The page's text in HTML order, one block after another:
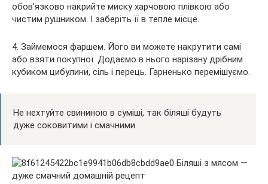
обов’язково накрийте миску харчовою плівкою або
чистим рушником. І заберіть її в тепле місце.
4. Займемося фаршем. Його ви можете накрутити самі
або взяти покупної. Додаємо в нього нарізану дрібним
кубиком цибулини, сіль і перець. Гарненько перемішуємо.
Не нехтуйте свининою в суміші, так біляші будуть
дуже соковитими і смачними.